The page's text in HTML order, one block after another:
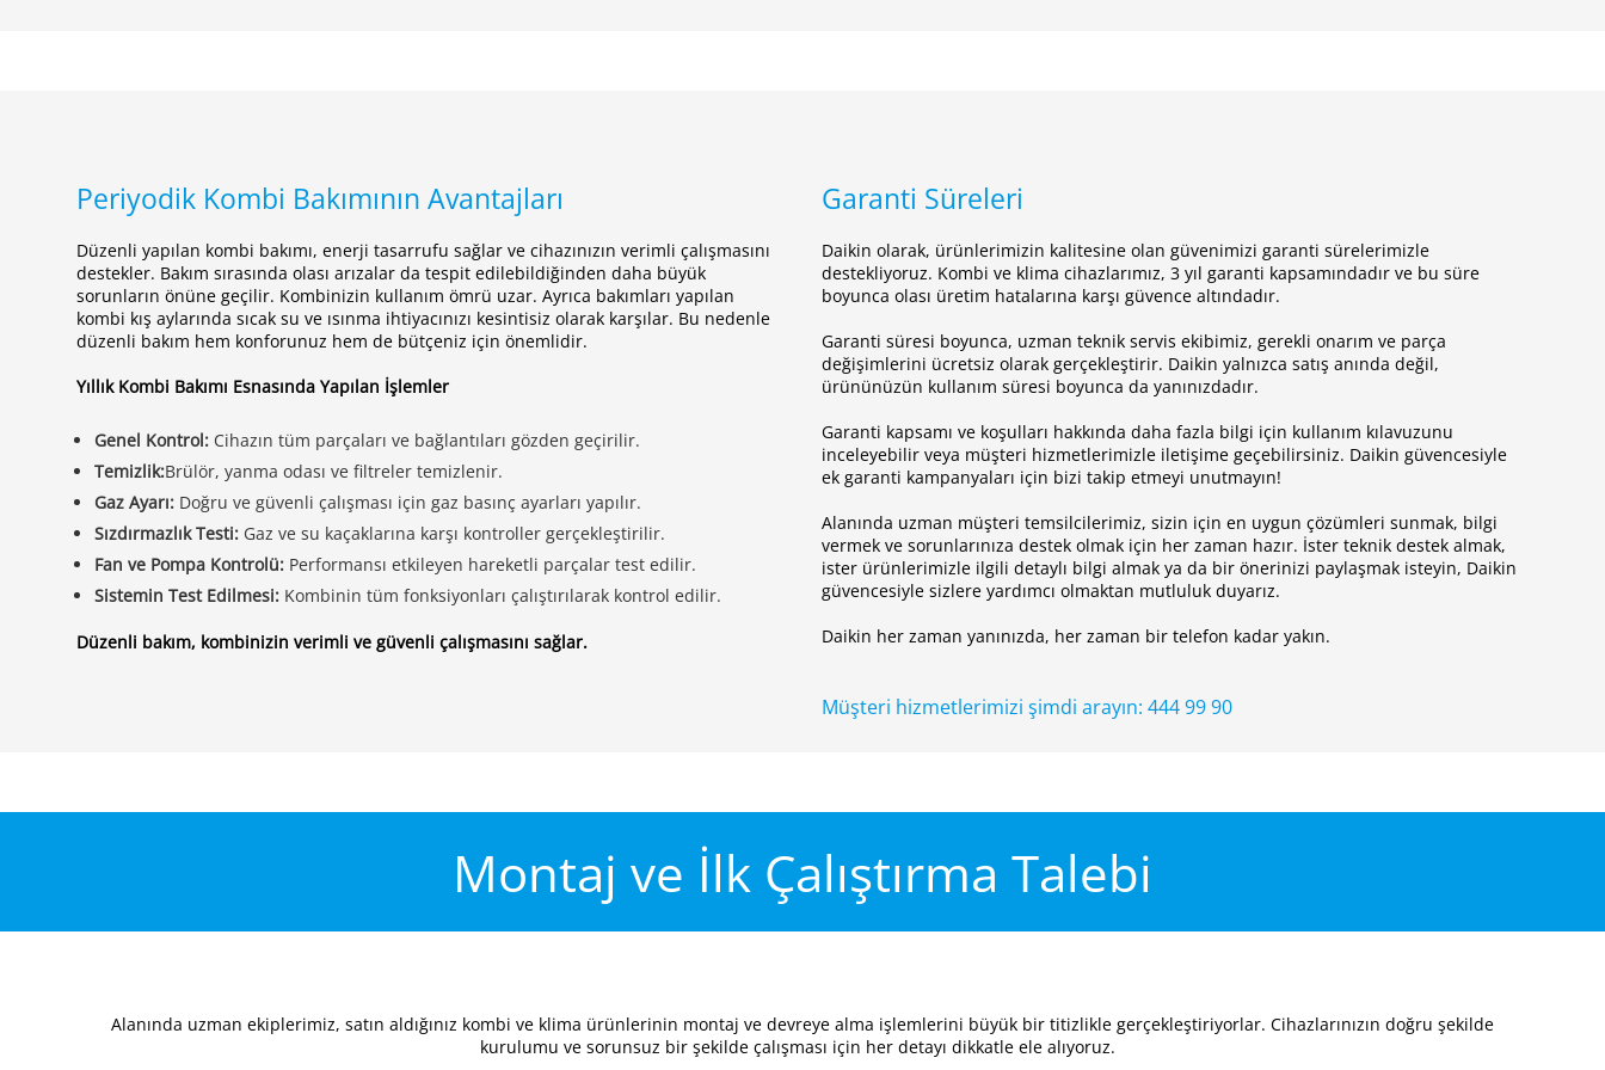
Periyodik Kombi Bakımının Avantajları
Düzenli yapılan kombi bakımı, enerji tasarrufu sağlar ve cihazınızın verimli çalışmasını
destekler. Bakım sırasında olası arızalar da tespit edilebildiğinden daha büyük
sorunların önüne geçilir. Kombinizin kullanım ömrü uzar. Ayrıca bakımları yapılan
kombi kış aylarında sıcak su ve ısınma ihtiyacınızı kesintisiz olarak karşılar. Bu nedenle
düzenli bakım hem konforunuz hem de bütçeniz için önemlidir.
Yıllık Kombi Bakımı Esnasında Yapılan İşlemler
Genel Kontrol: Cihazın tüm parçaları ve bağlantıları gözden geçirilir.
Temizlik:Brülör, yanma odası ve filtreler temizlenir.
Gaz Ayarı: Doğru ve güvenli çalışması için gaz basınç ayarları yapılır.
Sızdırmazlık Testi: Gaz ve su kaçaklarına karşı kontroller gerçekleştirilir.
Fan ve Pompa Kontrolü: Performansı etkileyen hareketli parçalar test edilir.
Sistemin Test Edilmesi: Kombinin tüm fonksiyonları çalıştırılarak kontrol edilir.
Düzenli bakım, kombinizin verimli ve güvenli çalışmasını sağlar.
Garanti Süreleri
Daikin olarak, ürünlerimizin kalitesine olan güvenimizi garanti sürelerimizle
destekliyoruz. Kombi ve klima cihazlarımız, 3 yıl garanti kapsamındadır ve bu süre
boyunca olası üretim hatalarına karşı güvence altındadır.
Garanti süresi boyunca, uzman teknik servis ekibimiz, gerekli onarım ve parça
değişimlerini ücretsiz olarak gerçekleştirir. Daikin yalnızca satış anında değil,
ürününüzün kullanım süresi boyunca da yanınızdadır.
Garanti kapsamı ve koşulları hakkında daha fazla bilgi için kullanım kılavuzunu
inceleyebilir veya müşteri hizmetlerimizle iletişime geçebilirsiniz. Daikin güvencesiyle
ek garanti kampanyaları için bizi takip etmeyi unutmayın!
Alanında uzman müşteri temsilcilerimiz, sizin için en uygun çözümleri sunmak, bilgi
vermek ve sorunlarınıza destek olmak için her zaman hazır. İster teknik destek almak,
ister ürünlerimizle ilgili detaylı bilgi almak ya da bir önerinizi paylaşmak isteyin, Daikin
güvencesiyle sizlere yardımcı olmaktan mutluluk duyarız.
Daikin her zaman yanınızda, her zaman bir telefon kadar yakın.
Müşteri hizmetlerimizi şimdi arayın: 444 99 90
Montaj ve İlk Çalıştırma Talebi
Alanında uzman ekiplerimiz, satın aldığınız kombi ve klima ürünlerinin montaj ve devreye alma işlemlerini büyük bir titizlikle gerçekleştiriyorlar. Cihazlarınızın doğru şekilde
kurulumu ve sorunsuz bir şekilde çalışması için her detayı dikkatle ele alıyoruz.